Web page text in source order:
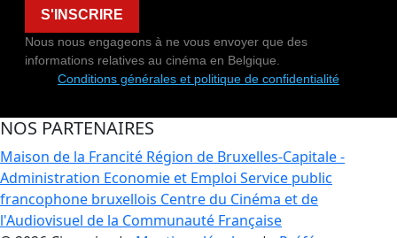
S'INSCRIRE
Nous nous engageons à ne vous envoyer que des
informations relatives au cinéma en Belgique.
Conditions générales et politique de confidentialité
NOS PARTENAIRES
Maison de la Francité Région de Bruxelles-Capitale -
Administration Economie et Emploi Service public
francophone bruxellois Centre du Cinéma et de
l'Audiovisuel de la Communauté Française